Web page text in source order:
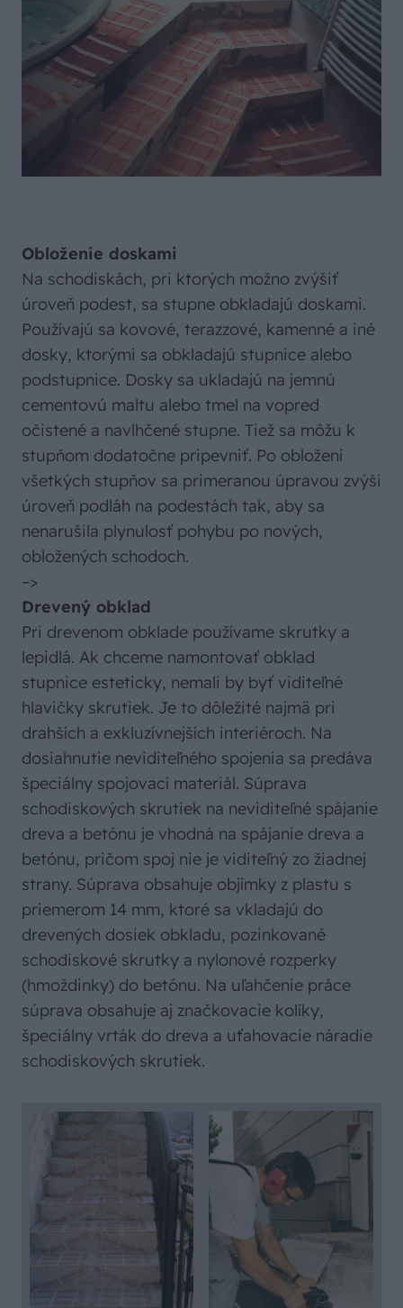
Obloženie doskami
Na schodiskách, pri ktorých možno zvýšiť
úroveň podest, sa stupne obkladajú doskami.
Používajú sa kovové, terazzové, kamenné a iné
dosky, ktorými sa obkladajú stupnice alebo
podstupnice. Dosky sa ukladajú na jemnú
cementovú maltu alebo tmel na vopred
očistené a navlhčené stupne. Tiež sa môžu k
stupňom dodatočne pripevniť. Po obložení
všetkých stupňov sa primeranou úpravou zvýši
úroveň podláh na podestách tak, aby sa
nenarušila plynulosť pohybu po nových,
obložených schodoch.
–>
Drevený obklad
Pri drevenom obklade používame skrutky a
lepidlá. Ak chceme namontovať obklad
stupnice esteticky, nemali by byť viditeľné
hlavičky skrutiek. Je to dôležité najmä pri
drahších a exkluzívnejších interiéroch. Na
dosiahnutie neviditeľného spojenia sa predáva
špeciálny spojovací materiál. Súprava
schodiskových skrutiek na neviditeľné spájanie
dreva a betónu je vhodná na spájanie dreva a
betónu, pričom spoj nie je viditeľný zo žiadnej
strany. Súprava obsahuje objímky z plastu s
priemerom 14 mm, ktoré sa vkladajú do
drevených dosiek obkladu, pozinkované
schodiskové skrutky a nylonové rozperky
(hmoždinky) do betónu. Na uľahčenie práce
súprava obsahuje aj značkovacie kolíky,
špeciálny vrták do dreva a uťahovacie náradie
schodiskových skrutiek.